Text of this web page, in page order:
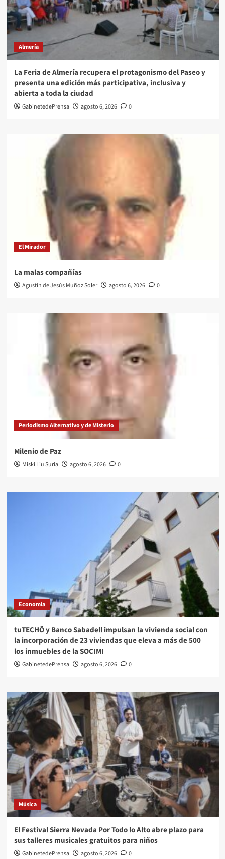
Almería
La Feria de Almería recupera el protagonismo del Paseo y
presenta una edición más participativa, inclusiva y
abierta a toda la ciudad
GabinetedePrensa agosto 6, 2026 0
El Mirador
La malas compañías
Agustín de Jesús Muñoz Soler agosto 6, 2026 0
Periodismo Alternativo y de Misterio
Milenio de Paz
Miski Liu Suria agosto 6, 2026 0
Economía
tuTECHÔ y Banco Sabadell impulsan la vivienda social con
la incorporación de 23 viviendas que eleva a más de 500
los inmuebles de la SOCIMI
GabinetedePrensa agosto 6, 2026 0
Música
El Festival Sierra Nevada Por Todo lo Alto abre plazo para
sus talleres musicales gratuitos para niños
GabinetedePrensa agosto 6, 2026 0